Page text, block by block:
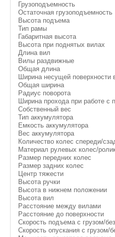
Грузоподъемность
Остаточная грузоподъемность
Высота подъема
Тип рамы
Габаритная высота
Высота при поднятых вилах
Длина вил
Вилы раздвижные
Общая длина
Ширина несущей поверхности
Общая ширина
Радиус поворота
Ширина прохода при работе с
Собственный вес
Тип аккумулятора
Емкость аккумулятора
Вес аккумулятора
Количество колес спереди/
Материал рулевых колес/
Размер передних колес
Размер задних колес
Центр тяжести
Высота ручки
Высота в нижнем положении
Высота вил
Расстояние между вилами
Расстояние до поверхности
Скорость подъема с грузом/
Скорость опускания с грузом/